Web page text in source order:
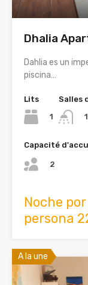
Dhalia
Dahlia es un
piscina…
Lits
1
Salles
1
Capacité
2
Noche
persona
A la une